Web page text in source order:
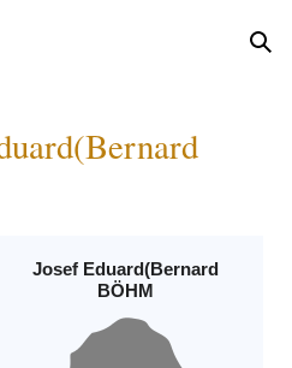
Josef Eduard(Bernard
BÖHM